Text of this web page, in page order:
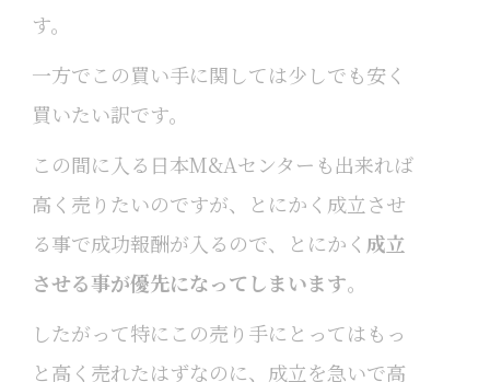
す。
一方でこの買い手に関しては少しでも安く
買いたい訳です。
この間に入る日本M&Aセンターも出来れば
高く売りたいのですが、とにかく成立させ
る事で成功報酬が入るので、とにかく 成立
させる事が優先になってしまいます。
したがって特にこの売り手にとってはもっ
と高く売れたはずなのに、成立を急いで高